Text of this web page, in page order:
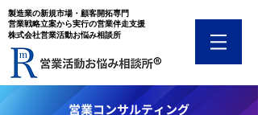
​製造業の新規市場・顧客開拓専門
​営業戦略立案から実行の営業伴走支援
​株式会社営業活動お悩み相談所
営業コンサルティング